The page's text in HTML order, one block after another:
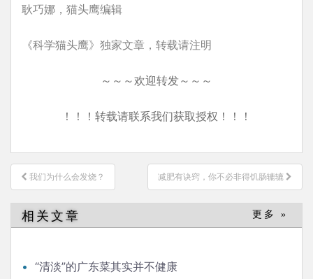
耿巧娜，猫头鹰编辑
《科学猫头鹰》独家文章，转载请注明
～～～欢迎转发～～～
！！！转载请联系我们获取授权！！！
文
章
导
航
我们为什么会发烧？ 减肥有诀窍，你不必非得饥肠辘辘
相关文章 更多 »
“清淡”的广东菜其实并不健康